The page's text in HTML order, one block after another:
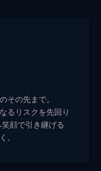
その先まで。
るリスクを先回り
顔で引き継げる
。